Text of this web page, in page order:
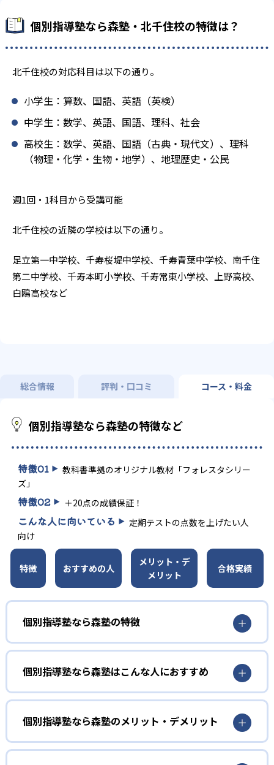
個別指導塾なら森塾・北千住校の特徴は？
北千住校の対応科目は以下の通り。
小学生：算数、国語、英語（英検）
中学生：数学、英語、国語、理科、社会
高校生：数学、英語、国語（古典・現代文）、理科
（物理・化学・生物・地学）、地理歴史・公民
週1回・1科目から受講可能
北千住校の近隣の学校は以下の通り。
足立第一中学校、千寿桜堤中学校、千寿青葉中学校、南千住
第二中学校、千寿本町小学校、千寿常東小学校、上野高校、
白鴎高校など
総合情報 評判・口コミ コース・料金
個別指導塾なら森塾の特徴など
特徴01
教科書準拠のオリジナル教材「フォレスタシリー
ズ」
特徴02 ＋20点の成績保証！
こんな人に向いている
定期テストの点数を上げたい人
向け
特徴 おすすめの人
メリット・デ
メリット
合格実績
個別指導塾なら森塾の特徴
01
先取り学習が中心
森塾の授業は先取り学習が中心。講師1人に生徒2人までの
個別指導で理解度に合わせて丁寧に指導するため、学校で
習っていない内容の学習でも安心。講師は生徒の相性に合
わせて配置する。楽しく会話や声掛けを行いながら、学習
意欲を高められる。また、先取り学習をしているため、学
校の授業が自信を持って受けられるようになる。
個別指導塾なら森塾はこんな人におすすめ
小学生
算数の苦手を発見したい子ども向け
森塾では授業後に理解度の確認を行い、学習習慣の基礎づ
くりのために毎回宿題を出している。また、算数は年3回
個別指導塾なら森塾のメリット・デメリット
どんなメリットがある？